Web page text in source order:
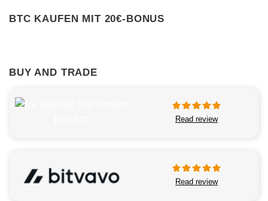
BTC KAUFEN MIT 20€-BONUS
BUY AND TRADE
Read review
Read review